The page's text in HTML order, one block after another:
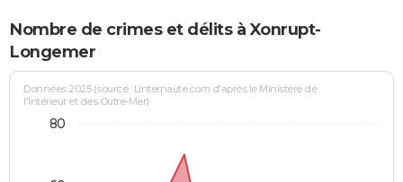
Bricolage
Lifestyle
Culture
Sport
Auto
Television
Voyage
Cinema
Nombre de crimes et délits à Xonrupt-
Longemer
Données 2025 (source : Linternaute.com d'après le Ministère de
l'Intérieur et des Outre-Mer)
80